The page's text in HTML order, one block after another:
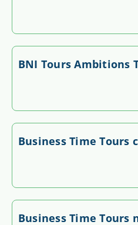
BNI Tours Ambitions
Business Time Tours
Business Time Tours